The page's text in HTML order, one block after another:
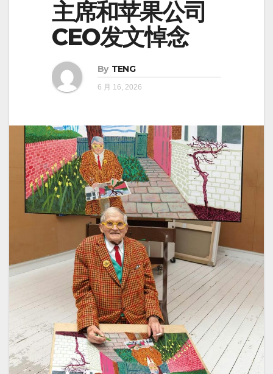
主席和苹果公司
CEO发文悼念
By TENG
6 月 16, 2026